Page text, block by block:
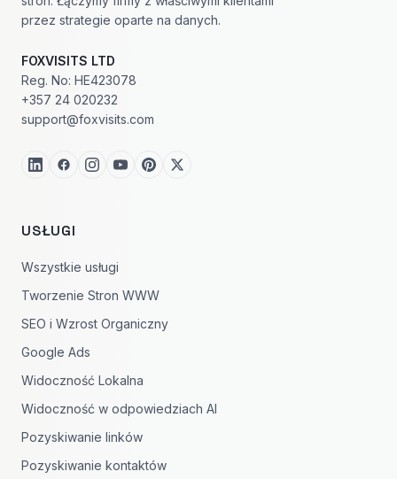
przez strategie oparte na danych.
FOXVISITS LTD
Reg. No: HE423078
+357 24 020232
support@foxvisits.com
USŁUGI
Wszystkie usługi
Tworzenie Stron WWW
SEO i Wzrost Organiczny
Google Ads
Widoczność Lokalna
Widoczność w odpowiedziach AI
Pozyskiwanie linków
Pozyskiwanie kontaktów